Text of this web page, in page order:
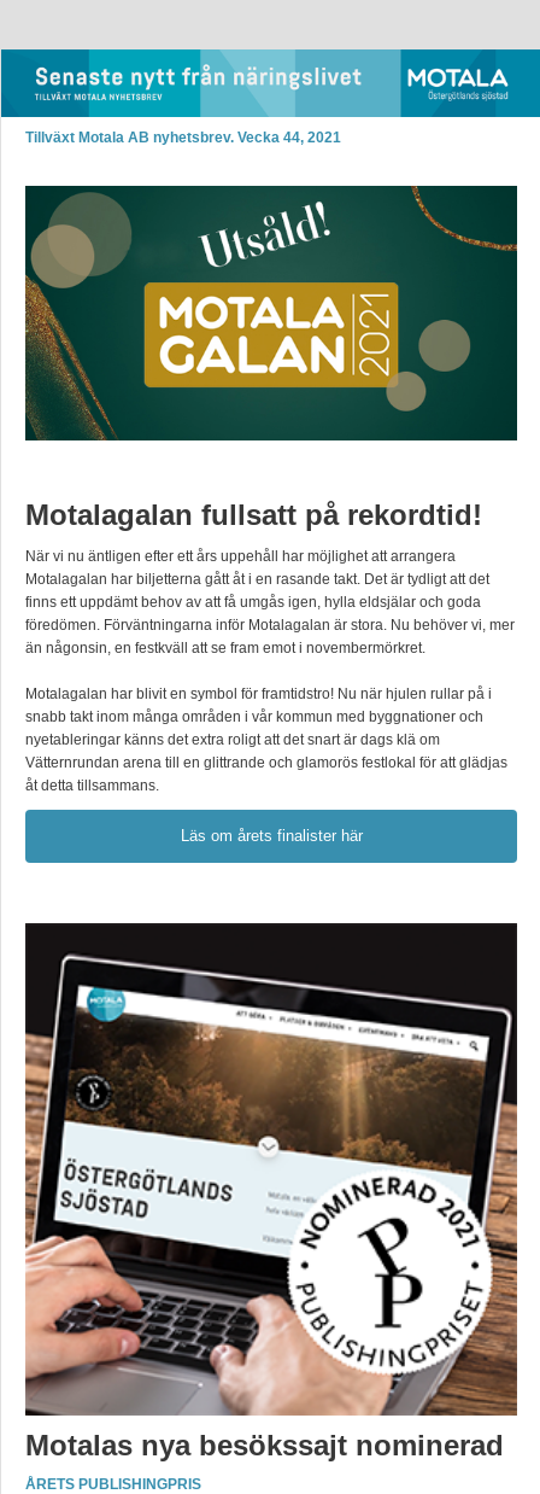
Tillväxt Motala AB nyhetsbrev. Vecka 44, 2021
Motalagalan fullsatt på rekordtid!
När vi nu äntligen efter ett års uppehåll har möjlighet att arrangera
Motalagalan har biljetterna gått åt i en rasande takt. Det är tydligt att det
finns ett uppdämt behov av att få umgås igen, hylla eldsjälar och goda
föredömen. Förväntningarna inför Motalagalan är stora. Nu behöver vi, mer
än någonsin, en festkväll att se fram emot i novembermörkret.
Motalagalan har blivit en symbol för framtidstro! Nu när hjulen rullar på i
snabb takt inom många områden i vår kommun med byggnationer och
nyetableringar känns det extra roligt att det snart är dags klä om
Vätternrundan arena till en glittrande och glamorös festlokal för att glädjas
åt detta tillsammans.
Läs om årets finalister här
Motalas nya besökssajt nominerad
ÅRETS PUBLISHINGPRIS